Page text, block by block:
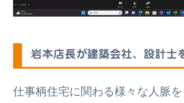
岩本店長が建築会社、設計士
仕事柄住宅に関わる様々な人脈を